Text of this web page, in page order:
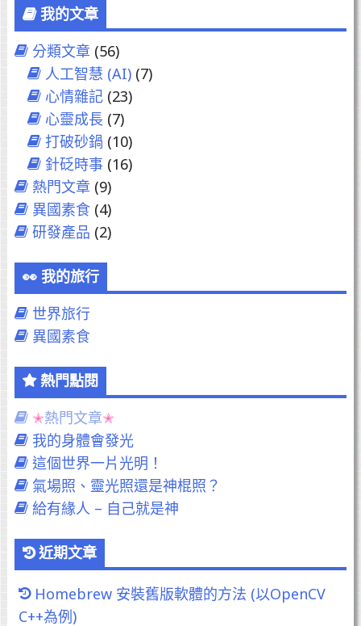
我的文章
分類文章 (56)
人工智慧 (AI)(7)
心情雜記(23)
心靈成長 (7)
打破砂鍋 (10)
針砭時事(16)
熱門文章 (9)
異國素食(4)
研發產品 (2)
我的旅行
世界旅行
異國素食
熱門點閱
熱門文章
我的身體會發光
這個世界一片光明！
氣場照、靈光照還是神棍照？
給有緣人 – 自己就是神
近期文章
Homebrew 安裝舊版軟體的方法 (以OpenCV
C++為例)